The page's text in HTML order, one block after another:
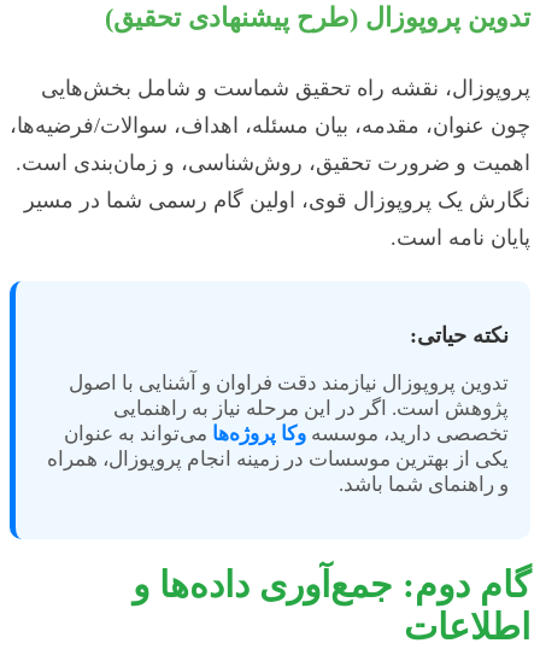
تدوین پروپوزال (طرح پیشنهادی تحقیق)
پروپوزال، نقشه راه تحقیق شماست و شامل بخش‌هایی
چون عنوان، مقدمه، بیان مسئله، اهداف، سوالات/فرضیه‌ها،
اهمیت و ضرورت تحقیق، روش‌شناسی، و زمان‌بندی است.
نگارش یک پروپوزال قوی، اولین گام رسمی شما در مسیر
پایان نامه است.
نکته حیاتی:
تدوین پروپوزال نیازمند دقت فراوان و آشنایی با اصول
پژوهش است. اگر در این مرحله نیاز به راهنمایی
تخصصی دارید، موسسه وکا پروژه‌ها می‌تواند به عنوان
یکی از بهترین موسسات در زمینه انجام پروپوزال، همراه
و راهنمای شما باشد.
گام دوم: جمع‌آوری داده‌ها و
اطلاعات